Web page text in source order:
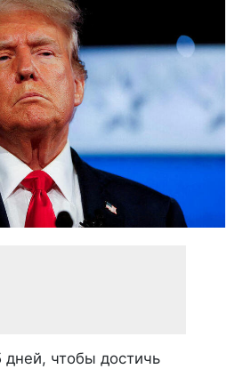
дней, чтобы достичь